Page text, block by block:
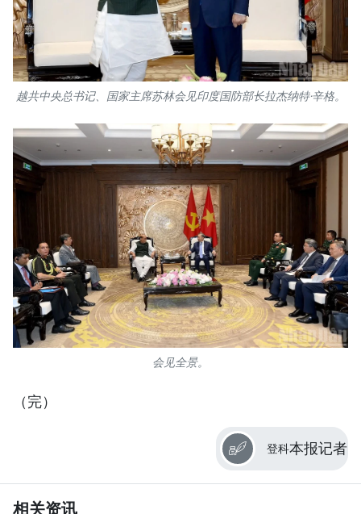
越共中央总书记、国家主席苏林会见印度国防部长拉杰纳特·辛格。
会见全景。
（完）
登科本报记者
相关资讯